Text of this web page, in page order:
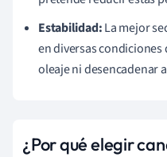
Estabilidad:La mejor
en diversas
oleaje ni desencadenar
¿Por qué elegir